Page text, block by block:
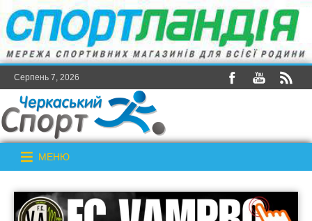
Серпень 7, 2026
МЕНЮ